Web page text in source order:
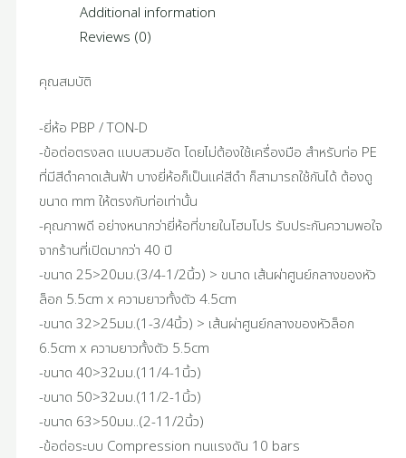
Additional information
Reviews (0)
คุณสมบัติ
-ยี่ห้อ PBP / TON-D
-ข้อต่อตรงลด แบบสวมอัด โดยไม่ต้องใช้เครื่องมือ สำหรับท่อ PE
ที่มีสีดำคาดเส้นฟ้า บางยี่ห้อก็เป็นแค่สีดำ ก็สามารถใช้กันได้ ต้องดู
ขนาด mm ให้ตรงกับท่อเท่านั้น
-คุณภาพดี อย่างหนากว่ายี่ห้อที่ขายในโฮมโปร รับประกันความพอใจ
จากร้านที่เปิดมากว่า 40 ปี
-ขนาด 25>20มม.(3/4-1/2นิ้ว) > ขนาด เส้นผ่าศูนย์กลางของหัว
ล็อก 5.5cm x ความยาวทั้งตัว 4.5cm
-ขนาด 32>25มม.(1-3/4นิ้ว) > เส้นผ่าศูนย์กลางของหัวล็อก
6.5cm x ความยาวทั้งตัว 5.5cm
-ขนาด 40>32มม.(11/4-1นิ้ว)
-ขนาด 50>32มม.(11/2-1นิ้ว)
-ขนาด 63>50มม..(2-11/2นิ้ว)
-ข้อต่อระบบ Compression ทนแรงดัน 10 bars